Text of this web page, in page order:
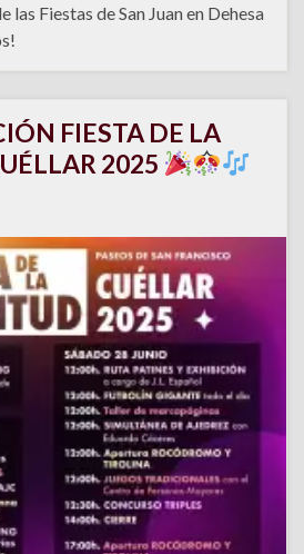
las Fiestas de San Juan en Dehesa
FIESTA DE LA
2025